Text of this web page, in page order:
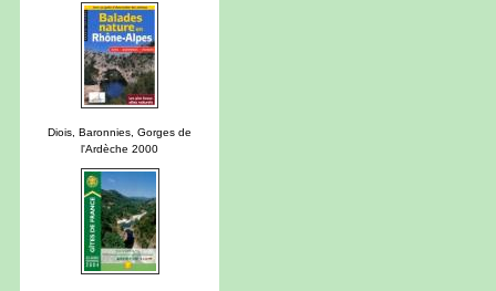
Diois, Baronnies, Gorges de
l'Ardèche 2000